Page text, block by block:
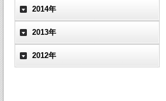
2014年
2013年
2012年